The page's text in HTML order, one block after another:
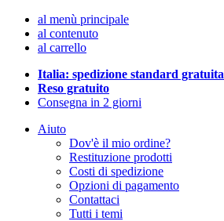
al menù principale
al contenuto
al carrello
Italia: spedizione standard gratuita
Reso gratuito
Consegna in 2 giorni
Aiuto
Dov'è il mio ordine?
Restituzione prodotti
Costi di spedizione
Opzioni di pagamento
Contattaci
Tutti i temi